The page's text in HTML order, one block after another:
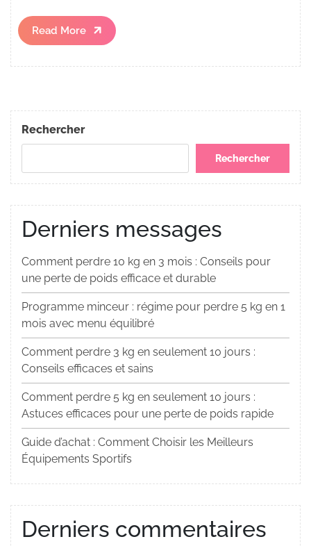
Read More
Read
More
Rechercher
Rechercher
Derniers messages
Comment perdre 10 kg en 3 mois : Conseils pour
une perte de poids efficace et durable
Programme minceur : régime pour perdre 5 kg en 1
mois avec menu équilibré
Comment perdre 3 kg en seulement 10 jours :
Conseils efficaces et sains
Comment perdre 5 kg en seulement 10 jours :
Astuces efficaces pour une perte de poids rapide
Guide d’achat : Comment Choisir les Meilleurs
Équipements Sportifs
Derniers commentaires